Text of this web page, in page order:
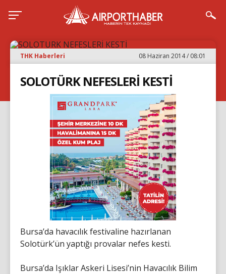
THK Haberleri 08 Haziran 2014 / 08:01
SOLOTÜRK NEFESLERİ KESTİ
Bursa’da havacılık festivaline hazırlanan
Solotürk’ün yaptığı provalar nefes kesti.
Bursa’da Işıklar Askeri Lisesi’nin Havacılık Bilim